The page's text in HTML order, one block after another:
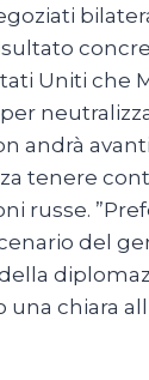
Uniti che
andrà
tenere
russe.
del
chiara